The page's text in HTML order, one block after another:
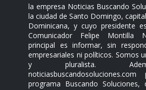
la empresa Noticias Buscando
la ciudad de Santo Domingo,
Dominicana, y cuyo presidente
Comunicador Felipe Montilla
principal es informar, sin
empresariales ni políticos. Somos
y pluralista.
programa Buscando Soluciones,